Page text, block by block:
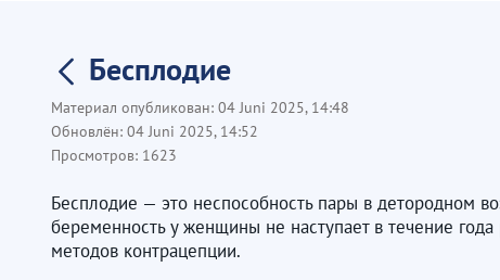
Бесплодие
Материал опубликован: 04 Juni 2025, 14:48
Обновлён: 04 Juni 2025, 14:52
Просмотров: 1623
Бесплодие — это неспособность пары в детородном
беременность у женщины не наступает в течение
методов контрацепции.